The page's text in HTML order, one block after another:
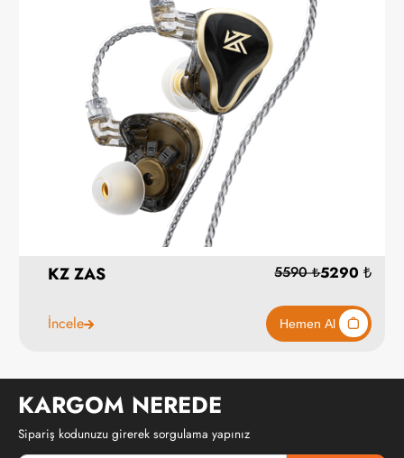
KZ ZAS
İncele
KARGOM NEREDE
Sipariş kodunuzu girerek sorgulama yapınız